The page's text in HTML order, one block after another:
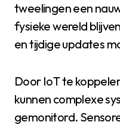
tweelingen een
fysieke wereld
en tijdige updates
Door IoT te
kunnen complexe
gemonitord.